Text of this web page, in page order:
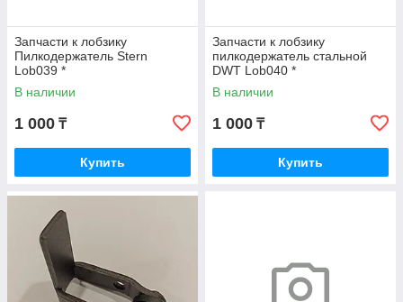
Запчасти к лобзику
Пилкодержатель Stern
Lob039 *
В наличии
1 000 ₸
Купить
Запчасти к лобзику
пилкодержатель стальной
DWT Lob040 *
В наличии
1 000 ₸
Купить